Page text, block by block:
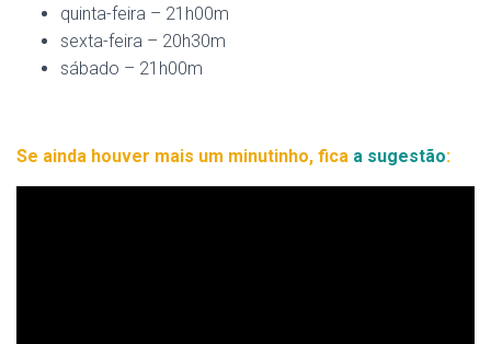
quinta-feira – 21h00m
sexta-feira – 20h30m
sábado – 21h00m
Se ainda houver mais um minutinho, fica a sugestão: